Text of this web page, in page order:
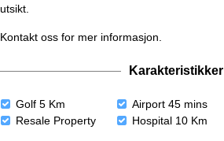
utsikt.
Kontakt oss for mer informasjon.
Karakteristikker
Golf 5 Km Airport 45 mins
Resale Property
Hospital 10 Km